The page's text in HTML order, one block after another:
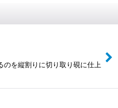
を縦割りに切り取り硯に仕上